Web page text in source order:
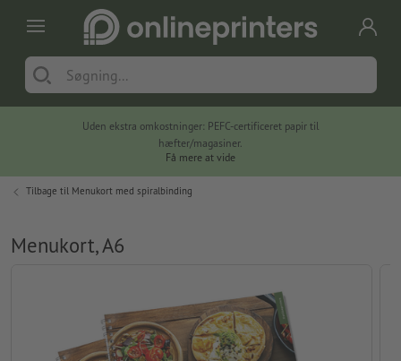
Uden ekstra omkostninger: PEFC-certificeret papir til
hæfter/magasiner.
Få mere at vide
Tilbage til Menukort med spiralbinding
Menukort, A6